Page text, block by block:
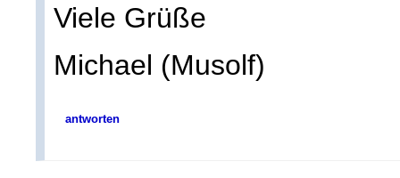
Viele Grüße
Michael (Musolf)
antworten